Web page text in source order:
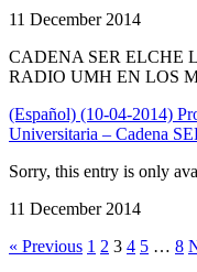
11 December 2014
CADENA SER ELCHE
RADIO UMH EN LOS
(Español) (10-04-2014)
Universitaria – Cadena
Sorry, this entry is only
11 December 2014
« Previous 1 2 3 4 5 … 8